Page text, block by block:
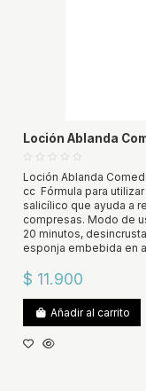
Loción Ablanda
Loción Ablanda
cc Fórmula para
salicílico que ayuda a
compresas. Modo de
20 minutos,
esponja embebida en
$ 11.900
Añadir al carrito